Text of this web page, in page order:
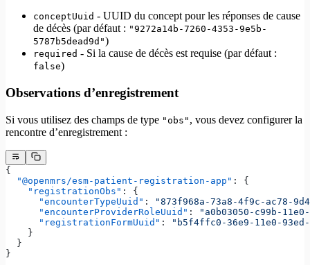
conceptUuid - UUID du concept pour les réponses de cause
de décès (par défaut : "9272a14b-7260-4353-9e5b-
5787b5dead9d")
required - Si la cause de décès est requise (par défaut :
false)
Observations d’enregistrement
Si vous utilisez des champs de type "obs" , vous devez configurer la
rencontre d’enregistrement :
{
  "@openmrs/esm-patient-registration-app"
: {
    "registrationObs"
: {
      "encounterTypeUuid"
:
"873f968a-73a8-4f9c-ac78-
      "encounterProviderRoleUuid"
:
"a0b03050-c99b-
      "registrationFormUuid"
:
"b5f4ffc0-36e9-11e0-93ed-
    }
  }
}